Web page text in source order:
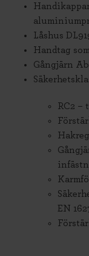
Låshus
Handtag
Gångjärn
RC2 –
EN